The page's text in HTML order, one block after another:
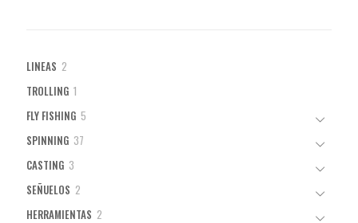
LINEAS 2
TROLLING 1
FLY FISHING 5
SPINNING 37
CASTING 3
SEÑUELOS 2
HERRAMIENTAS 2